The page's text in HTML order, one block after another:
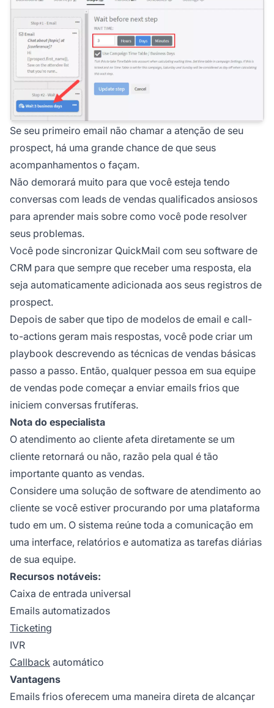
Se seu primeiro email não chamar a atenção de seu
prospect, há uma grande chance de que seus
acompanhamentos o façam.
Não demorará muito para que você esteja tendo
conversas com leads de vendas qualificados ansiosos
para aprender mais sobre como você pode resolver
seus problemas.
Você pode sincronizar QuickMail com seu software de
CRM para que sempre que receber uma resposta, ela
seja automaticamente adicionada aos seus registros de
prospect.
Depois de saber que tipo de modelos de email e call-
to-actions geram mais respostas, você pode criar um
playbook descrevendo as técnicas de vendas básicas
passo a passo. Então, qualquer pessoa em sua equipe
de vendas pode começar a enviar emails frios que
iniciem conversas frutíferas.
Nota do especialista
O atendimento ao cliente afeta diretamente se um
cliente retornará ou não, razão pela qual é tão
importante quanto as vendas.
Considere uma solução de software de atendimento ao
cliente se você estiver procurando por uma plataforma
tudo em um. O sistema reúne toda a comunicação em
uma interface, relatórios e automatiza as tarefas diárias
de sua equipe.
Recursos notáveis:
Caixa de entrada universal
Emails automatizados
Ticketing
IVR
Callback automático
Vantagens
Emails frios oferecem uma maneira direta de alcançar